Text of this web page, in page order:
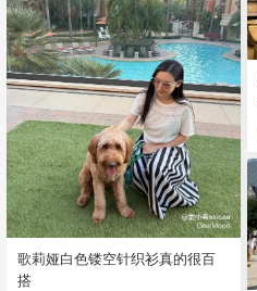
歌莉娅白色镂空针织衫真的很百
搭